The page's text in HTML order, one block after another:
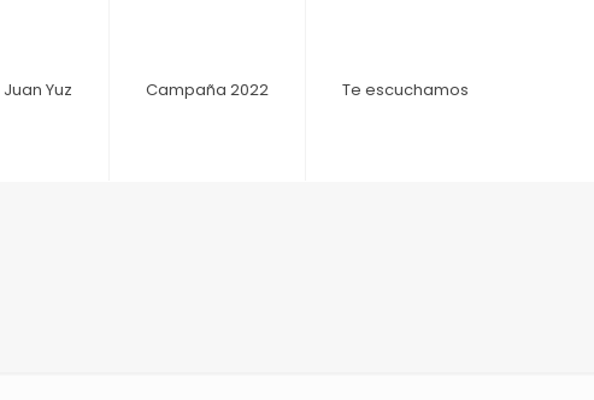
Juan Yuz Campaña 2022 Te escuchamos